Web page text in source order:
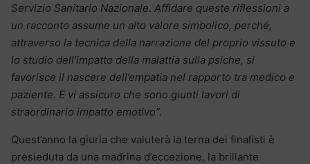
Servizio Sanitario Nazionale. Affidare queste riflessioni a
un racconto assume un alto valore simbolico, perché,
attraverso la tecnica della narrazione del proprio vissuto e
lo studio dell’impatto della malattia sulla psiche, si
favorisce il nascere dell’empatia nel rapporto tra medico e
paziente. E vi assicuro che sono giunti lavori di
straordinario impatto emotivo”.
Quest’anno la giuria che valuterà la terna dei finalisti è
presieduta da una madrina d’eccezione, la brillante